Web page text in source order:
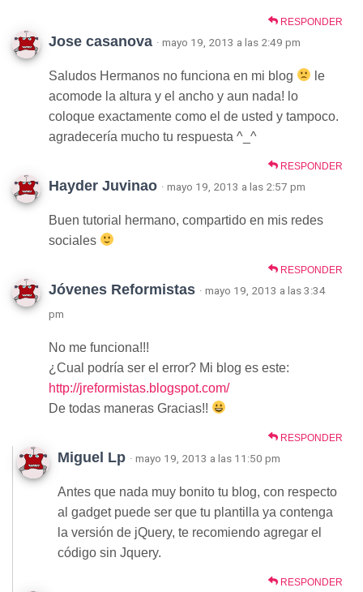
RESPONDER
Jose casanova · mayo 19, 2013 a las 2:49 pm
Saludos Hermanos no funciona en mi blog
le
acomode la altura y el ancho y aun nada! lo
coloque exactamente como el de usted y tampoco.
agradecería mucho tu respuesta ^_^
RESPONDER
Hayder Juvinao · mayo 19, 2013 a las 2:57 pm
Buen tutorial hermano, compartido en mis redes
sociales
RESPONDER
Jóvenes Reformistas · mayo 19, 2013 a las 3:34
pm
No me funciona!!!
¿Cual podría ser el error? Mi blog es este:
http://jreformistas.blogspot.com/
De todas maneras Gracias!!
RESPONDER
Miguel Lp · mayo 19, 2013 a las 11:50 pm
Antes que nada muy bonito tu blog, con respecto
al gadget puede ser que tu plantilla ya contenga
la versión de jQuery, te recomiendo agregar el
código sin Jquery.
RESPONDER